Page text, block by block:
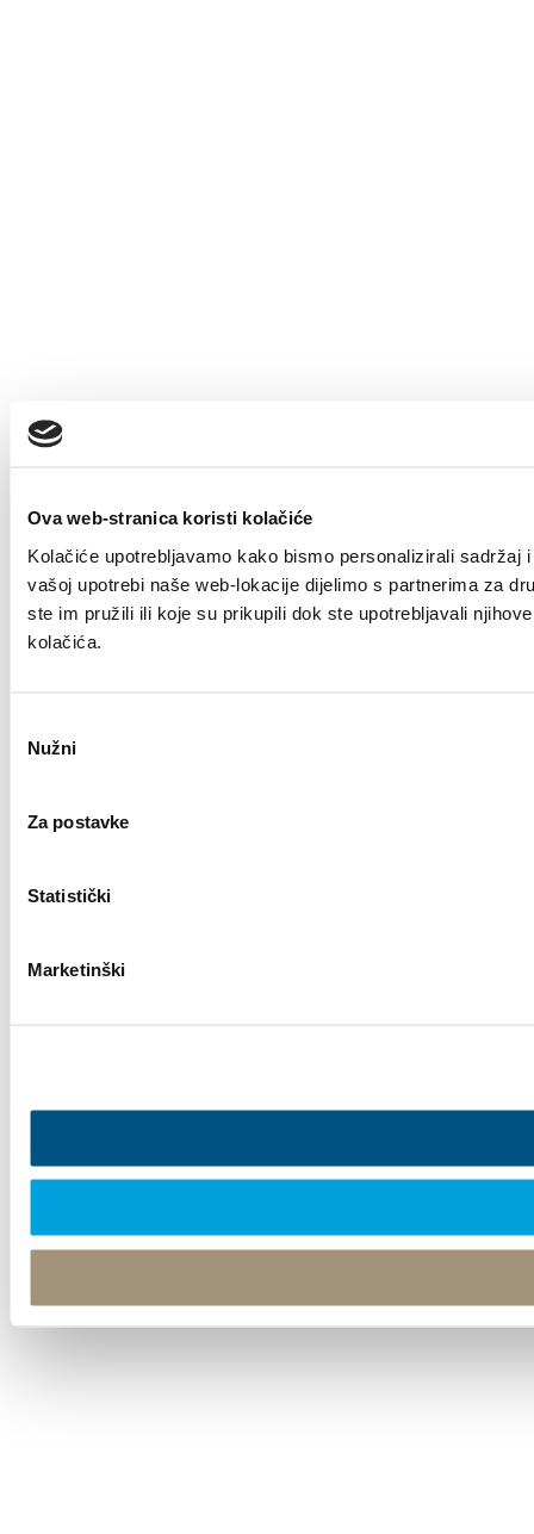
Ova web-stranica koristi kolačiće
Kolačiće upotrebljavamo kako bismo personalizirali
vašoj upotrebi naše web-lokacije dijelimo s partnerima za
ste im pružili ili koje su prikupili dok ste upotrebljavali
kolačića.
pristanka
Nužni
Za postavke
Statistički
Marketinški